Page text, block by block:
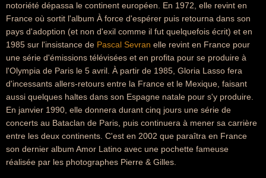
notoriété dépassa le continent européen. En 1972, elle revint en
France où sortit l'album À force d'espérer puis retourna dans son
pays d'adoption (et non d'exil comme il fut quelquefois écrit) et en
1985 sur l'insistance de Pascal Sevran elle revint en France pour
une série d'émissions télévisées et en profita pour se produire à
l'Olympia de Paris le 5 avril. À partir de 1985, Gloria Lasso fera
d'incessants allers-retours entre la France et le Mexique, faisant
aussi quelques haltes dans son Espagne natale pour s'y produire.
En janvier 1990, elle donnera durant cinq jours une série de
concerts au Bataclan de Paris, puis continuera à mener sa carrière
entre les deux continents. C'est en 2002 que paraîtra en France
son dernier album Amor Latino avec une pochette fameuse
réalisée par les photographes Pierre & Gilles.